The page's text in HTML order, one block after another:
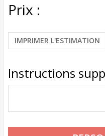
Prix :
IMPRIMER L'ESTIMATION
Instructions